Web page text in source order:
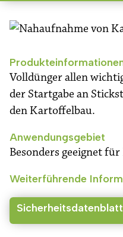
Volldünger allen
der Startgabe an
den Kartoffelbau.
Anwendungsgebiet
Besonders geeignet
Weiterführende
Sicherheitsdatenblatt